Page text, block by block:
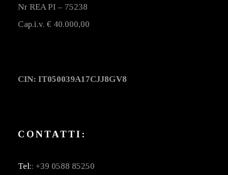
Nr REA PI – 75238
Cap.i.v. € 40.000,00
CIN: IT050039A17CJJ8GV8
CONTATTI:
Tel:: +39 0588 85250